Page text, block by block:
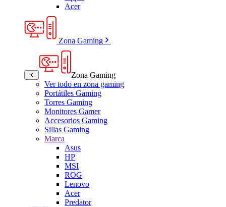
Acer
Zona Gaming
Zona Gaming
Ver todo en zona gaming
Portátiles Gaming
Torres Gaming
Monitores Gamer
Accesorios Gaming
Sillas Gaming
Marca
Asus
HP
MSI
ROG
Lenovo
Acer
Predator